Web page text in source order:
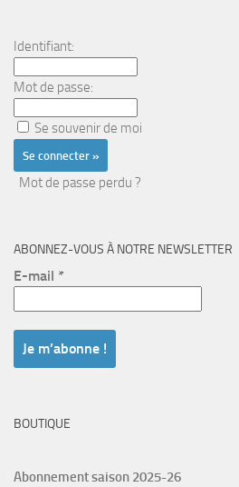
Identifiant:
Mot de passe:
Se souvenir de moi
Mot de passe perdu ?
ABONNEZ-VOUS À NOTRE NEWSLETTER
E-mail *
BOUTIQUE
Abonnement saison 2025-26